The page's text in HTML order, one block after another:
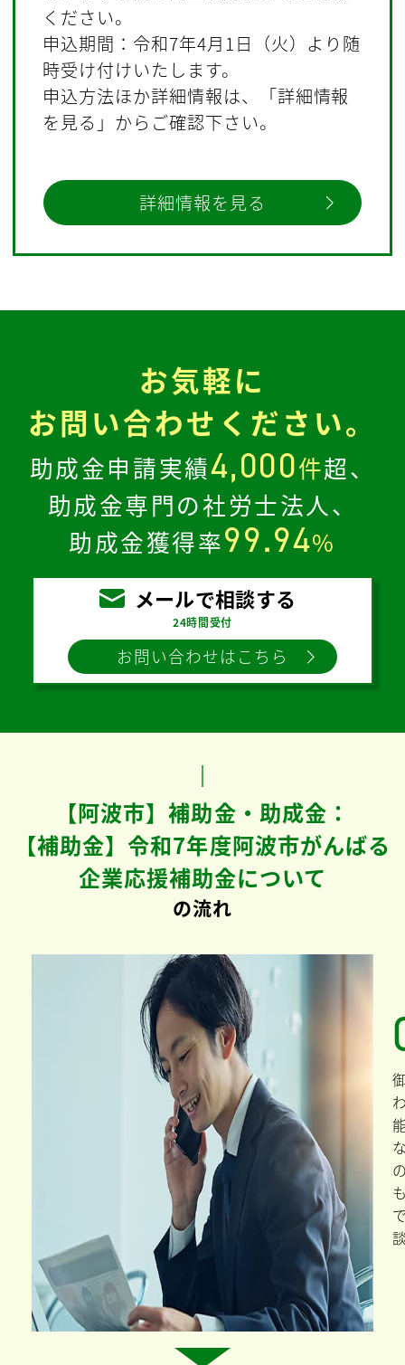
ください。
申込期間：令和7年4月1日（火）より随
時受け付けいたします。
申込方法ほか詳細情報は、「詳細情報
を見る」からご確認下さい。
詳細情報を見る
お気軽に
お問い合わせください。
助成金申請実績4,000件超、
助成金専門の社労士法人、
助成金獲得率99.94%
メールで相談する
24時間受付
お問い合わせはこちら
【阿波市】補助金・助成金：
【補助金】令和7年度阿波市がんばる
企業応援補助金について
の流れ